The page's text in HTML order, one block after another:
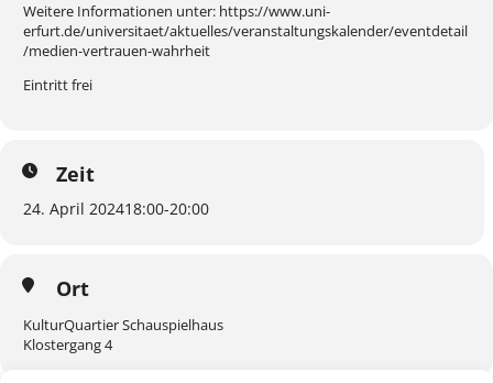
Weitere Informationen unter: https://www.uni-
erfurt.de/universitaet/aktuelles/veranstaltungskalender/eventdetail
/medien-vertrauen-wahrheit
Eintritt frei
Zeit
24. April 202418:00-20:00
Ort
KulturQuartier Schauspielhaus
Klostergang 4